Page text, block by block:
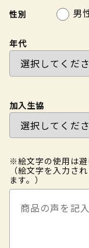
性別 男
年代
加入生協
※絵文字の使用は避
（絵文字を入力さ
ます。）